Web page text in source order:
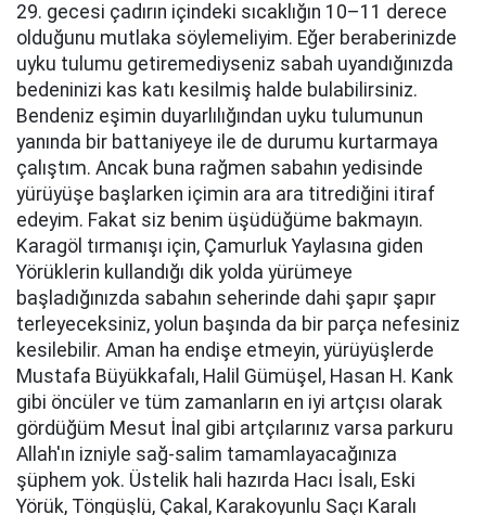
29. gecesi çadırın içindeki sıcaklığın 10–11 derece
olduğunu mutlaka söylemeliyim. Eğer beraberinizde
uyku tulumu getiremediyseniz sabah uyandığınızda
bedeninizi kas katı kesilmiş halde bulabilirsiniz.
Bendeniz eşimin duyarlılığından uyku tulumunun
yanında bir battaniyeye ile de durumu kurtarmaya
çalıştım. Ancak buna rağmen sabahın yedisinde
yürüyüşe başlarken içimin ara ara titrediğini itiraf
edeyim. Fakat siz benim üşüdüğüme bakmayın.
Karagöl tırmanışı için, Çamurluk Yaylasına giden
Yörüklerin kullandığı dik yolda yürümeye
başladığınızda sabahın seherinde dahi şapır şapır
terleyeceksiniz, yolun başında da bir parça nefesiniz
kesilebilir. Aman ha endişe etmeyin, yürüyüşlerde
Mustafa Büyükkafalı, Halil Gümüşel, Hasan H. Kank
gibi öncüler ve tüm zamanların en iyi artçısı olarak
gördüğüm Mesut İnal gibi artçılarınız varsa parkuru
Allah'ın izniyle sağ-salim tamamlayacağınıza
şüphem yok. Üstelik hali hazırda Hacı İsalı, Eski
Yörük, Töngüşlü, Çakal, Karakoyunlu Saçı Karalı